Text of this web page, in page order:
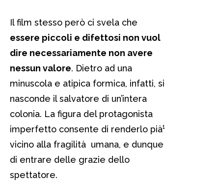
Il film stesso però ci svela che
essere piccoli e difettosi non vuol
dire necessariamente non avere
nessun valore. Dietro ad una
minuscola e atipica formica, infatti, si
nasconde il salvatore di un’intera
colonia. La figura del protagonista
imperfetto consente di renderlo pià¹
vicino alla fragilità umana, e dunque
di entrare delle grazie dello
spettatore.